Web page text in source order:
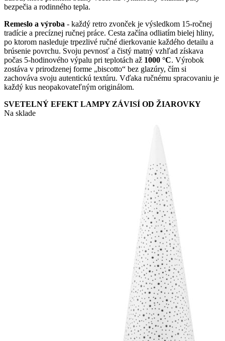
bezpečia a rodinného tepla.
Remeslo a výroba - každý retro zvonček je výsledkom 15-ročnej
tradície a precíznej ručnej práce. Cesta začína odliatím bielej hliny,
po ktorom nasleduje trpezlivé ručné dierkovanie každého detailu a
brúsenie povrchu. Svoju pevnosť a čistý matný vzhľad získava
počas 5-hodinového výpalu pri teplotách až 1000 °C. Výrobok
zostáva v prirodzenej forme „biscotto“ bez glazúry, čím si
zachováva svoju autentickú textúru. Vďaka ručnému spracovaniu je
každý kus neopakovateľným originálom.
SVETELNÝ EFEKT LAMPY ZÁVISÍ OD ŽIAROVKY
Na sklade